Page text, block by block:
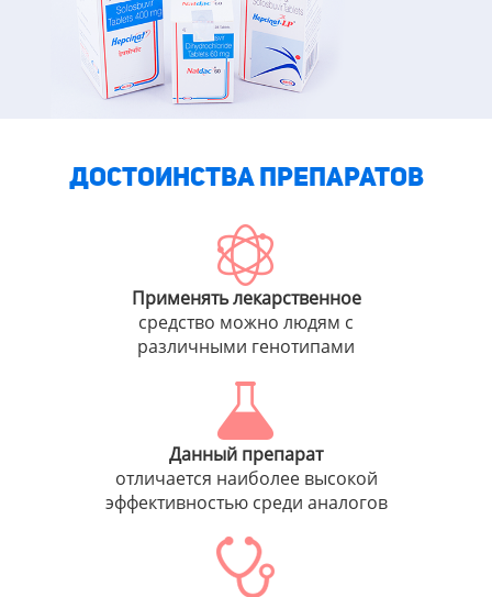
ДОСТОИНСТВА ПРЕПАРАТОВ
Применять лекарственное
средство можно людям с
различными генотипами
Данный препарат
отличается наиболее высокой
эффективностью среди аналогов